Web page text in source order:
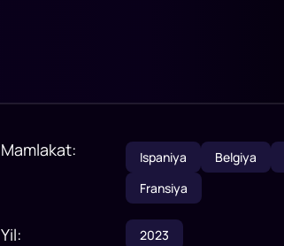
Mamlakat: Ispaniya Belgiya
Fransiya
Yil: 2023